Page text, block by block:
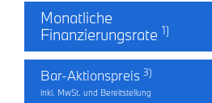
Monatliche
Finanzierungsrate 1)
Bar-Aktionspreis 3)
inkl. MwSt. und Bereitstellung